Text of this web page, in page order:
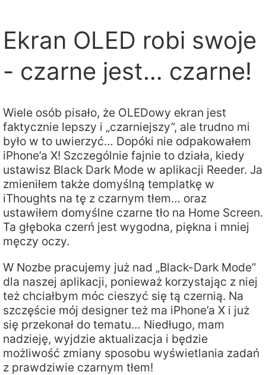
Ekran OLED robi swoje
- czarne jest… czarne!
Wiele osób pisało, że OLEDowy ekran jest
faktycznie lepszy i „czarniejszy”, ale trudno mi
było w to uwierzyć… Dopóki nie odpakowałem
iPhone’a X! Szczególnie fajnie to działa, kiedy
ustawisz Black Dark Mode w aplikacji Reeder. Ja
zmieniłem także domyślną templatkę w
iThoughts na tę z czarnym tłem… oraz
ustawiłem domyślne czarne tło na Home Screen.
Ta głęboka czerń jest wygodna, piękna i mniej
męczy oczy.
W Nozbe pracujemy już nad „Black-Dark Mode”
dla naszej aplikacji, ponieważ korzystając z niej
też chciałbym móc cieszyć się tą czernią. Na
szczęście mój designer też ma iPhone’a X i już
się przekonał do tematu… Niedługo, mam
nadzieję, wyjdzie aktualizacja i będzie
możliwość zmiany sposobu wyświetlania zadań
z prawdziwie czarnym tłem!